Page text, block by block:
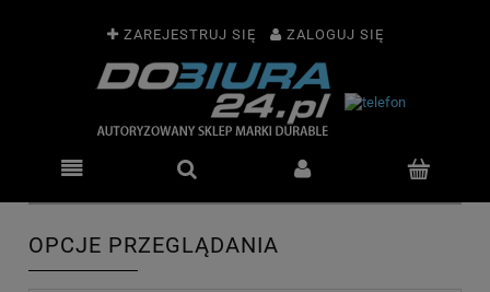
ZAREJESTRUJ SIĘ ZALOGUJ SIĘ
OPCJE PRZEGLĄDANIA